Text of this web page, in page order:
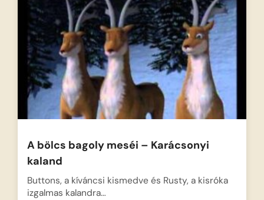
A bölcs bagoly meséi – Karácsonyi
kaland
Buttons, a kíváncsi kismedve és Rusty, a kisróka
izgalmas kalandra…